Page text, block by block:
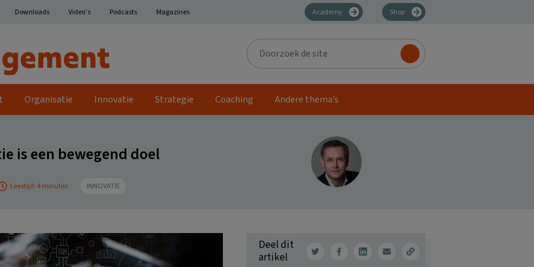
Downloads Video’s Podcasts Magazines Academy Shop
Doorzoek
de
site
Organisatie Innovatie Strategie Coaching Andere thema’s
is een bewegend doel
Leestijd: 4 minuten INNOVATIE
Deel dit
artikel